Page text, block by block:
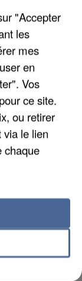
PAR UNE
"Accepter
les
mes
en
Vos
ce site.
ou retirer
le lien
chaque